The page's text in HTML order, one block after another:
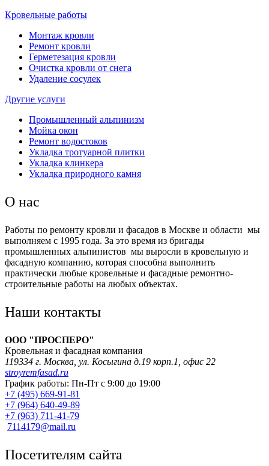
Кровельные работы
Монтаж кровли
Ремонт кровли
Герметезация кровли
Очистка кровли от снега
Удаление сосулек
Другие услуги
Промышленный альпинизм
Мойка окон
Ремонт водостоков
Укладка тротуарной плитки
Укладка клинкера
Укладка природного камня
О нас
Работы по ремонту кровли и фасадов в Москве и области мы
выполняем с 1995 года. За это время из бригады
промышленных альпинистов мы выросли в кровельную и
фасадную компанию, которая способна выполнить
практически любые кровельные и фасадные ремонтно-
строительные работы на любых объектах.
Наши контакты
OOO "ПРОСПЕРО"
Кровельная и фасадная компания
119334 г. Москва, ул. Косыгина д.19 корп.1, офис 22
stroyremfasad.ru
График работы: Пн-Пт с 9:00 до 19:00
+7 (495) 669-91-81
+7 (964) 640-49-89
+7 (963) 711-41-79
7114179@mail.ru
Посетителям сайта